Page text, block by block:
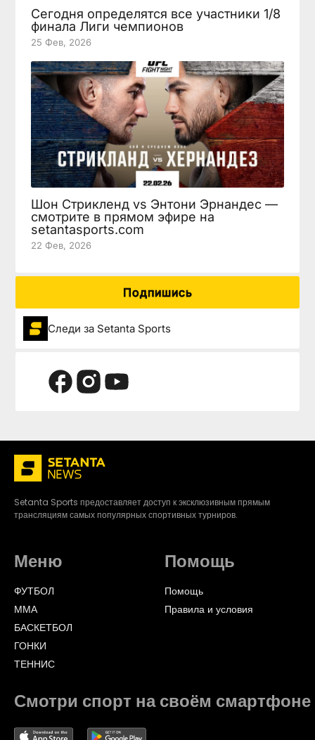
Сегодня определятся все участники 1/8
финала Лиги чемпионов
25 Фев, 2026
Шон Стрикленд vs Энтони Эрнандес —
смотрите в прямом эфире на
setantasports.com
22 Фев, 2026
Подпишись
Следи за Setanta Sports
Setanta Sports предоставляет доступ к эксклюзивным прямым
трансляциям самых популярных спортивных турниров.
Меню
ФУТБОЛ
ММА
БАСКЕТБОЛ
ГОНКИ
ТЕННИС
Помощь
Помощь
Правила и условия
Смотри спорт на своём смартфоне